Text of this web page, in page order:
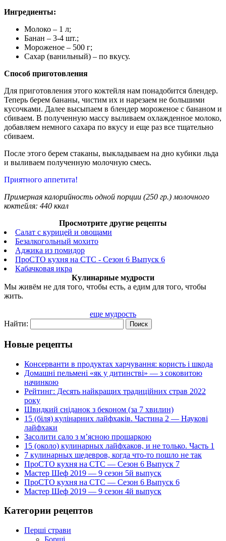
Ингредиенты:
Молоко – 1 л;
Банан – 3-4 шт.;
Мороженое – 500 г;
Сахар (ванильный) – по вкусу.
Способ приготовления
Для приготовления этого коктейля нам понадобится блендер.
Теперь берем бананы, чистим их и нарезаем не большими
кусочками. Далее высыпаем в блендер мороженое с бананом и
сбиваем. В полученную массу выливаем охлажденное молоко,
добавляем немного сахара по вкусу и еще раз все тщательно
сбиваем.
После этого берем стаканы, выкладываем на дно кубики льда
и выливаем полученную молочную смесь.
Приятного аппетита!
Примерная калорийность одной порции (250 гр.) молочного
коктейля: 440 ккал
Просмотрите другие рецепты
Салат с курицей и овощами
Безалкогольный мохито
Аджика из помидор
ПроСТО кухня на СТС - Сезон 6 Выпуск 6
Кабачковая икра
Кулинарные мудрости
Мы живём не для того, чтобы есть, а едим для того, чтобы
жить.
еще мудрость
Найти:
Новые рецепты
Консерванти в продуктах харчування: користь і шкода
Домашні пельмені «як у дитинстві» — з соковитою
начинкою
Рейтинг: Десять найкращих традиційних страв 2022
року
Швидкий сніданок з беконом (за 7 хвилин)
15 (біля) кулінарних лайфхаків. Частина 2 — Наукові
лайфхаки
Засолити сало з м’ясною прошаркою
15 (около) кулинарных лайфхаков, и не только. Часть 1
7 кулинарных шедевров, когда что-то пошло не так
ПроСТО кухня на СТС — Сезон 6 Выпуск 7
Мастер Шеф 2019 — 9 сезон 5й выпуск
ПроСТО кухня на СТС — Сезон 6 Выпуск 6
Мастер Шеф 2019 — 9 сезон 4й выпуск
Категории рецептов
Перші страви